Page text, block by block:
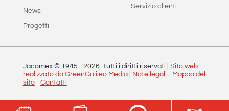
News
Progetti
Servizio clienti
Jacomex © 1945 - 2026. Tutti i diritti riservati | Sito web
realizzato da GreenGalileo Media| Note legali - Mappa del
sito- Contatti